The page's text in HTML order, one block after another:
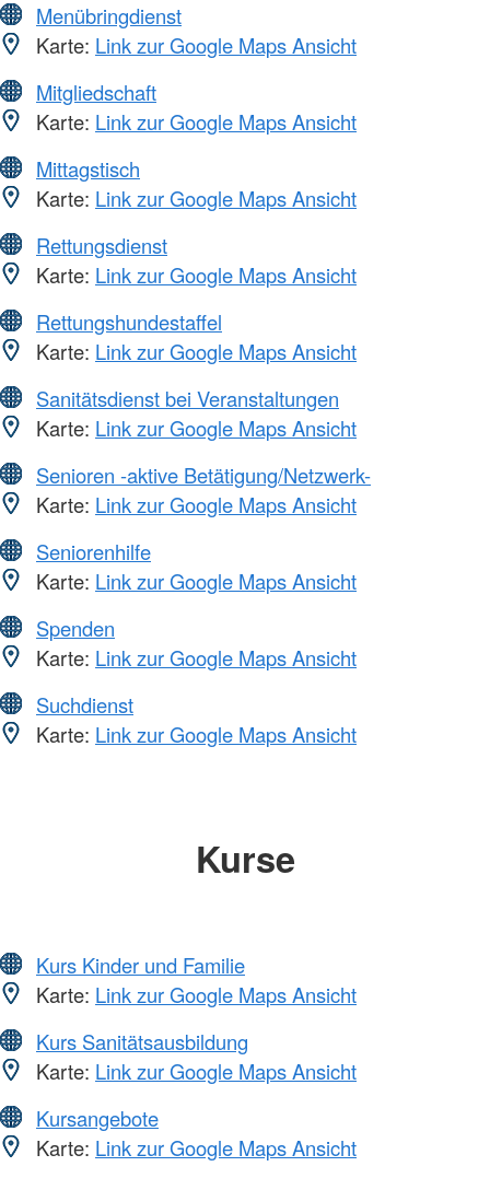
Menübringdienst
Karte: Link zur Google Maps Ansicht
Mitgliedschaft
Karte: Link zur Google Maps Ansicht
Mittagstisch
Karte: Link zur Google Maps Ansicht
Rettungsdienst
Karte: Link zur Google Maps Ansicht
Rettungshundestaffel
Karte: Link zur Google Maps Ansicht
Sanitätsdienst bei Veranstaltungen
Karte: Link zur Google Maps Ansicht
Senioren -aktive Betätigung/Netzwerk-
Karte: Link zur Google Maps Ansicht
Seniorenhilfe
Karte: Link zur Google Maps Ansicht
Spenden
Karte: Link zur Google Maps Ansicht
Suchdienst
Karte: Link zur Google Maps Ansicht
Kurse
Kurs Kinder und Familie
Karte: Link zur Google Maps Ansicht
Kurs Sanitätsausbildung
Karte: Link zur Google Maps Ansicht
Kursangebote
Karte: Link zur Google Maps Ansicht